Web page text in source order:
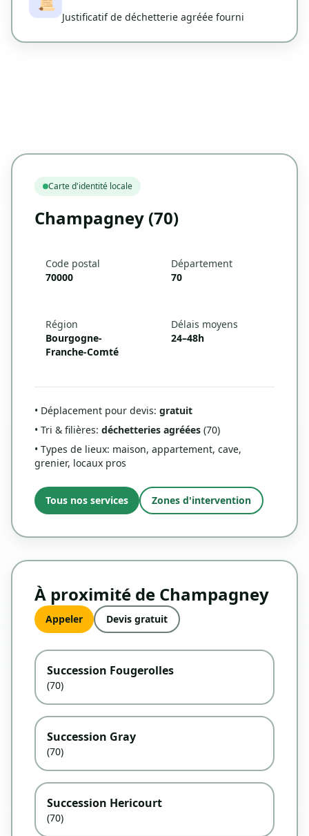
Justificatif de déchetterie agréée fourni
Carte d'identité locale
Champagney (70)
Code postal
70000
Département
70
Région
Bourgogne-
Franche-Comté
Délais moyens
24–48h
• Déplacement pour devis: gratuit
• Tri & filières: déchetteries agréées (70)
• Types de lieux: maison, appartement, cave,
grenier, locaux pros
Tous nos services Zones d'intervention
À proximité de Champagney
Appeler Devis gratuit
Succession Fougerolles
(70)
Succession Gray
(70)
Succession Hericourt
(70)